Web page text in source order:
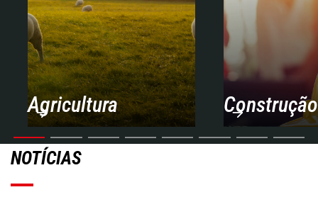
Agricultura Construção
NOTÍCIAS